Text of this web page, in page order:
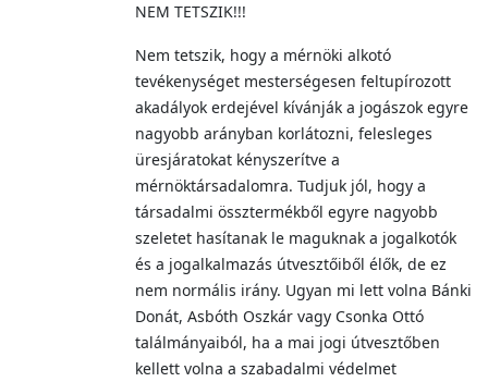
NEM TETSZIK!!!
Nem tetszik, hogy a mérnöki alkotó
tevékenységet mesterségesen feltupírozott
akadályok erdejével kívánják a jogászok egyre
nagyobb arányban korlátozni, felesleges
üresjáratokat kényszerítve a
mérnöktársadalomra. Tudjuk jól, hogy a
társadalmi össztermékből egyre nagyobb
szeletet hasítanak le maguknak a jogalkotók
és a jogalkalmazás útvesztőiből élők, de ez
nem normális irány. Ugyan mi lett volna Bánki
Donát, Asbóth Oszkár vagy Csonka Ottó
találmányaiból, ha a mai jogi útvesztőben
kellett volna a szabadalmi védelmet